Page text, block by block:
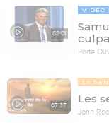
62:01
VIDÉO
Porte
07:37
LA
Les
John